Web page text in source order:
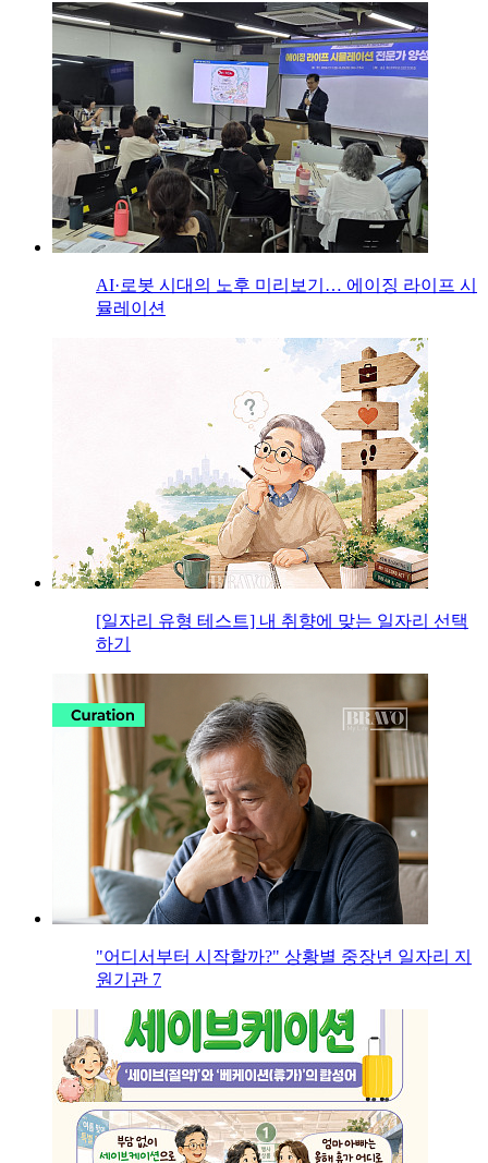
AI·로봇 시대의 노후 미리보기… 에이징 라이프 시
뮬레이션
[일자리 유형 테스트] 내 취향에 맞는 일자리 선택
하기
"어디서부터 시작할까?" 상황별 중장년 일자리 지
원기관 7